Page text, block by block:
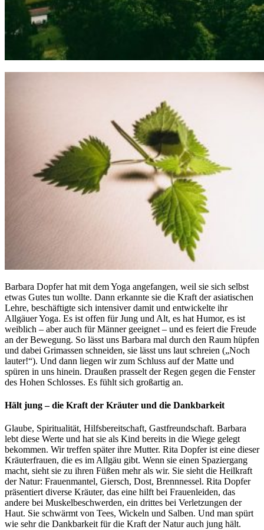
Barbara Dopfer hat mit dem Yoga angefangen, weil sie sich selbst
etwas Gutes tun wollte. Dann erkannte sie die Kraft der asiatischen
Lehre, beschäftigte sich intensiver damit und entwickelte ihr
Allgäuer Yoga. Es ist offen für Jung und Alt, es hat Humor, es ist
weiblich – aber auch für Männer geeignet – und es feiert die Freude
an der Bewegung. So lässt uns Barbara mal durch den Raum hüpfen
und dabei Grimassen schneiden, sie lässt uns laut schreien („Noch
lauter!“). Und dann liegen wir zum Schluss auf der Matte und
spüren in uns hinein. Draußen prasselt der Regen gegen die Fenster
des Hohen Schlosses. Es fühlt sich großartig an.
Hält jung – die Kraft der Kräuter und die Dankbarkeit
Glaube, Spiritualität, Hilfsbereitschaft, Gastfreundschaft. Barbara
lebt diese Werte und hat sie als Kind bereits in die Wiege gelegt
bekommen. Wir treffen später ihre Mutter. Rita Dopfer ist eine dieser
Kräuterfrauen, die es im Allgäu gibt. Wenn sie einen Spaziergang
macht, sieht sie zu ihren Füßen mehr als wir. Sie sieht die Heilkraft
der Natur: Frauenmantel, Giersch, Dost, Brennnessel. Rita Dopfer
präsentiert diverse Kräuter, das eine hilft bei Frauenleiden, das
andere bei Muskelbeschwerden, ein drittes bei Verletzungen der
Haut. Sie schwärmt von Tees, Wickeln und Salben. Und man spürt
wie sehr die Dankbarkeit für die Kraft der Natur auch jung hält.